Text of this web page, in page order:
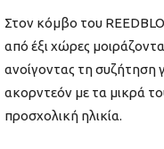
Στον κόμβο του
από έξι χώρες
ανοίγοντας τη συζήτηση
ακορντεόν με τα μικρά
προσχολική ηλικία.